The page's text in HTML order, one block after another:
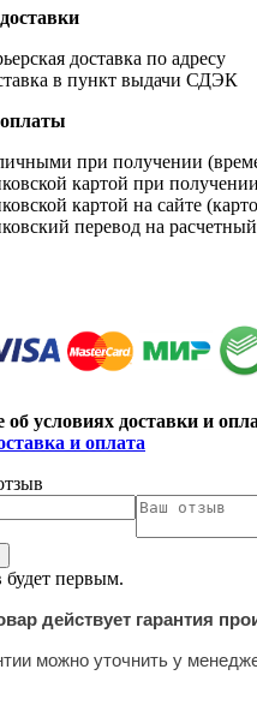
доставка по адресу
в пункт выдачи СДЭК
при получении
картой при
картой на сайте
перевод на
об условиях доставки и
и оплата
первым.
действует гарантия
можно уточнить у